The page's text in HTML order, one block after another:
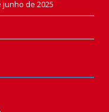
junho de 2025